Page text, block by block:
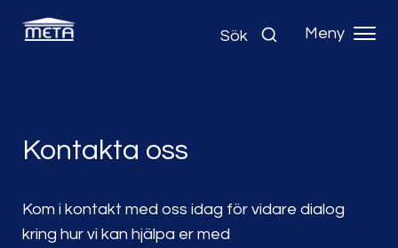
Sök Meny
Kontakta oss
Kom i kontakt med oss idag för vidare dialog
kring hur vi kan hjälpa er med